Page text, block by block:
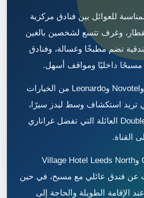
للعوائل بين فنادق مركزية
وغرف تتسع لشخصين بالغين
تضم مطبخًا وغسالة، وفنادق
مسبحًا داخليًا ومواقف أسهل.
تعد The Queens وNovotel وLeonardo من الخيارات
تريد استكشاف وسط ليدز سيرًا،
بينما يناسب DoubleTree العائلة التي تفضل غراناري
القناة.
أما Crowne Plaza وVillage Hotel Leeds North
عن فندق عائلي مع مسبح، في حين
يتفوق Roomzzz عند الإقامة الطويلة والحاجة إلى